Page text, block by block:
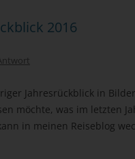
2016
Jahresrückblick in
möchte, was im letzten
in meinen Reiseblog